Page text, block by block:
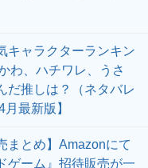
キャラクターランキン
わ、ハチワレ、うさ
だ推しは？（ネタバレ
最新版】
まとめ】Amazonにて
ゲーム』招待販売が一